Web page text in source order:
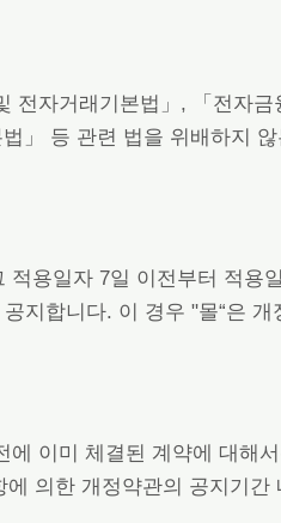
전자거래기본법」, 「전자금
」 등 관련 법을 위배하지
용일자 7일 이전부터 적용
지합니다. 이 경우 "몰“은 개
이미 체결된 계약에 대해
의한 개정약관의 공지기간